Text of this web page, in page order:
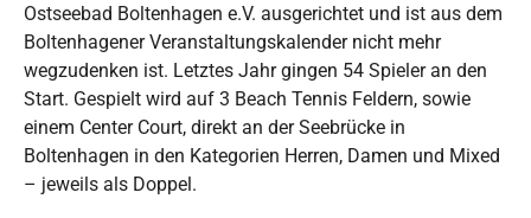
Ostseebad Boltenhagen e.V. ausgerichtet und ist aus dem
Boltenhagener Veranstaltungskalender nicht mehr
wegzudenken ist. Letztes Jahr gingen 54 Spieler an den
Start. Gespielt wird auf 3 Beach Tennis Feldern, sowie
einem Center Court, direkt an der Seebrücke in
Boltenhagen in den Kategorien Herren, Damen und Mixed
– jeweils als Doppel.